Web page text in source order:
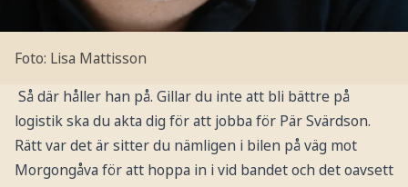
Foto: Lisa Mattisson
Så där håller han på. Gillar du inte att bli bättre på
logistik ska du akta dig för att jobba för Pär Svärdson.
Rätt var det är sitter du nämligen i bilen på väg mot
Morgongåva för att hoppa in i vid bandet och det oavsett